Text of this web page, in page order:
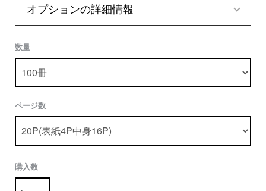
オプションの詳細情報
数量
ページ数
購入数